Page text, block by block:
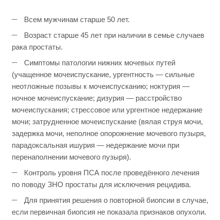
Всем мужчинам старше 50 лет.
Возраст старше 45 лет при наличии в семье случаев
рака простаты.
Симптомы патологии нижних мочевых путей
(учащенное мочеиспускание, ургентность — сильные
неотложные позывы к мочеиспусканию; ноктурия —
ночное мочеиспускание; дизурия — расстройство
мочеиспускания; стрессовое или ургентное недержание
мочи; затрудненное мочеиспускание (вялая струя мочи,
задержка мочи, неполное опорожнение мочевого пузыря,
парадоксальная ишурия — недержание мочи при
перенаполнении мочевого пузыря).
Контроль уровня ПСА после проведённого лечения
по поводу ЗНО простаты для исключения рецидива.
Для принятия решения о повторной биопсии в случае,
если первичная биопсия не показала признаков опухоли.